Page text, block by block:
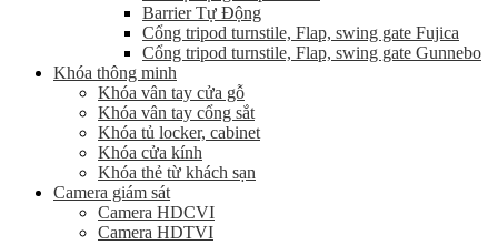
Barrier Tự Động
Cổng tripod turnstile, Flap, swing gate Fujica
Cổng tripod turnstile, Flap, swing gate Gunnebo
Khóa thông minh
Khóa vân tay cửa gỗ
Khóa vân tay cổng sắt
Khóa tủ locker, cabinet
Khóa cửa kính
Khóa thẻ từ khách sạn
Camera giám sát
Camera HDCVI
Camera HDTVI